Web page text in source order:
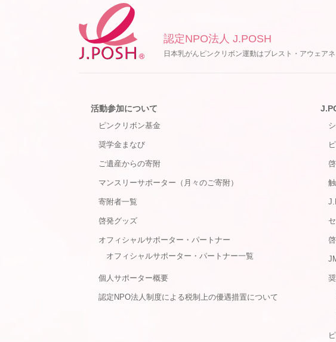
認定NPO法人 J.POSH
日本乳がんピンクリボン運動はブレスト・アウェア
活動参加について
ピンクリボン基金
奨学金まなび
ご遺産からの寄附
マンスリーサポーター（月々のご寄附）
寄附者一覧
啓発グッズ
オフィシャルサポーター・パートナー
オフィシャルサポーター・パートナー一覧
個人サポーター概要
認定NPO法人制度による税制上の優遇措置について